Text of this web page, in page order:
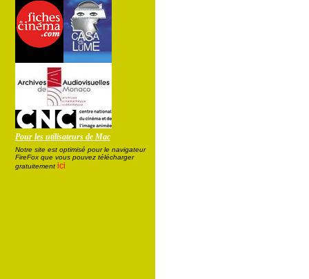
Pour les utilisateurs de Mac
Notre site est optimisé pour le navigateur
FireFox que vous pouvez télécharger
gratuitement ici